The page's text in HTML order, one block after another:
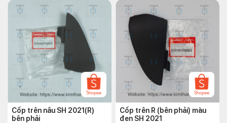
Cốp trên nâu SH 2021(R)
bên phải
Cốp trên R (bên phải) màu
đen SH 2021